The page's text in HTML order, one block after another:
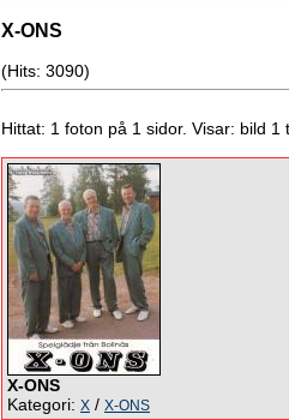
X-ONS
(Hits: 3090)
Hittat: 1 foton på 1 sidor. Visar: bild 1
X-ONS
Kategori: X / X-ONS